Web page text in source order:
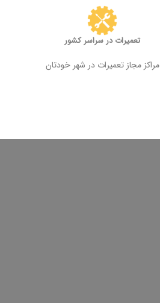
تعمیرات در سراسر کشور
مراکز مجاز تعمیرات در شهر خودتان